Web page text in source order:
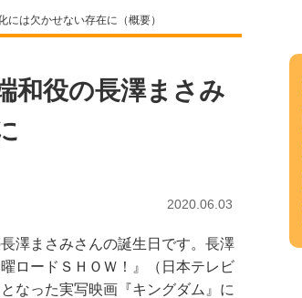
には欠かせない存在に（概要）
和役の長澤まさみ
2020.06.03
澤まさみさんの誕生日です。長澤
ロードＳＨＯＷ！』（日本テレビ
なった実写映画『キングダム』に